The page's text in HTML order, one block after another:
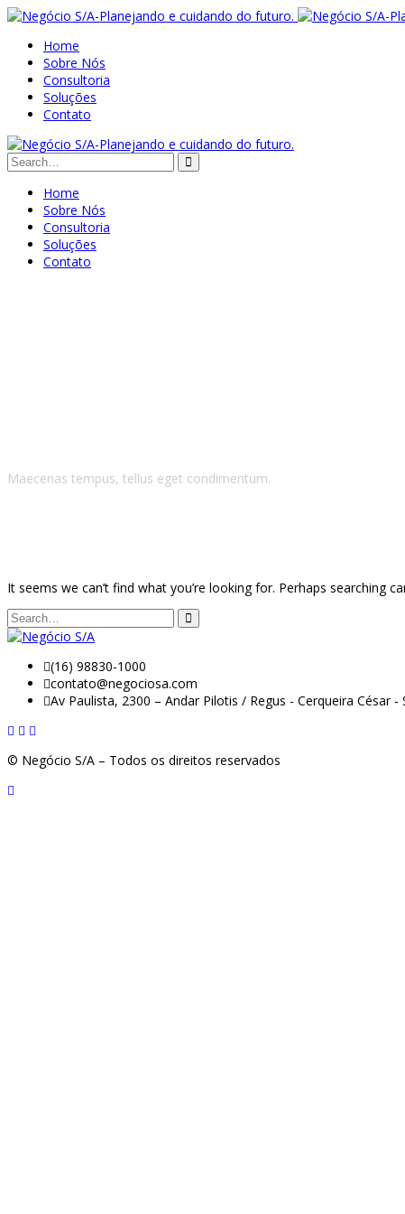
Home
Sobre Nós
Consultoria
Soluções
Contato
Home
Sobre Nós
Consultoria
Soluções
Contato
Maecenas tempus, tellus eget condimentum.
It seems we can’t find what you’re looking for. Perhaps searching
(16) 98830-1000
contato@negociosa.com
Av Paulista, 2300 – Andar Pilotis / Regus - Cerqueira César -
© Negócio S/A – Todos os direitos reservados